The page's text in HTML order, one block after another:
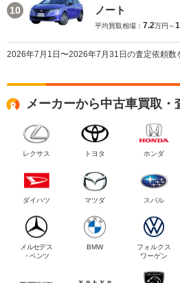
10 ノート
平均買取相場： 7.2万円～
2026年7月1日〜2026年7月31日の査定依頼数
メーカーから中古車買取・
レクサス トヨタ ホンダ
ダイハツ マツダ スバル
メルセデス
・ベンツ
BMW
フォルクス
ワーゲン